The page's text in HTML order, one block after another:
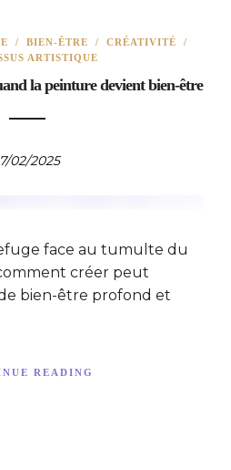
/ BIEN-ÊTRE / CRÉATIVITÉ /
ARTISTIQUE
la peinture devient bien-être
02/2025
face au tumulte du
créer peut
bien-être profond et
READING